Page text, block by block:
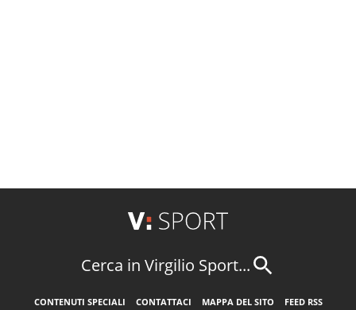
Cerca in Virgilio Sport...
CONTENUTI SPECIALI CONTATTACI MAPPA DEL SITO
FEED RSS